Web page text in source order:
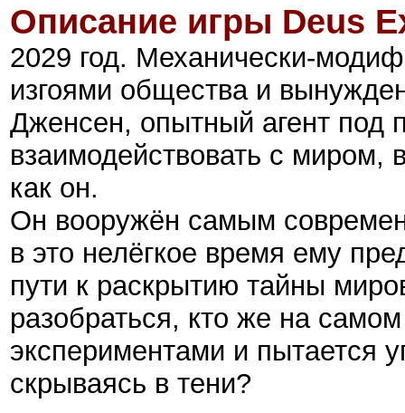
Описание игры Deus
2029 год. Механически-
изгоями общества и
Дженсен, опытный агент под
взаимодействовать с миром,
как он.
Он вооружён самым
в это нелёгкое время ему
пути к раскрытию тайны
разобраться, кто же на
экспериментами и пытается
скрываясь в тени?